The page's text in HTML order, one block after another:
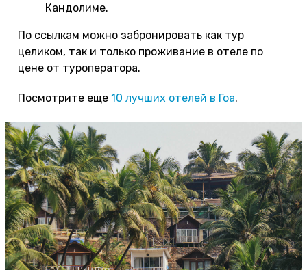
Кандолиме.
По ссылкам можно забронировать как тур
целиком, так и только проживание в отеле по
цене от туроператора.
Посмотрите еще 10 лучших отелей в Гоа.